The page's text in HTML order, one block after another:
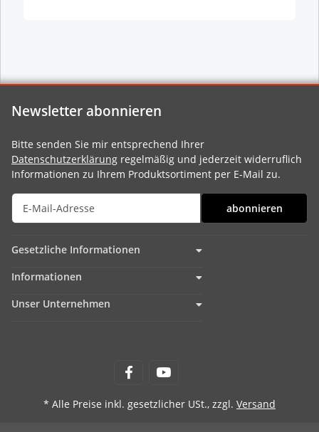
Newsletter abonnieren
Bitte senden Sie mir entsprechend Ihrer
Datenschutzerklärung regelmäßig und jederzeit widerruflich
Informationen zu Ihrem Produktsortiment per E-Mail zu.
abonnieren
Gesetzliche Informationen
Informationen
Unser Unternehmen
* Alle Preise inkl. gesetzlicher USt., zzgl. Versand